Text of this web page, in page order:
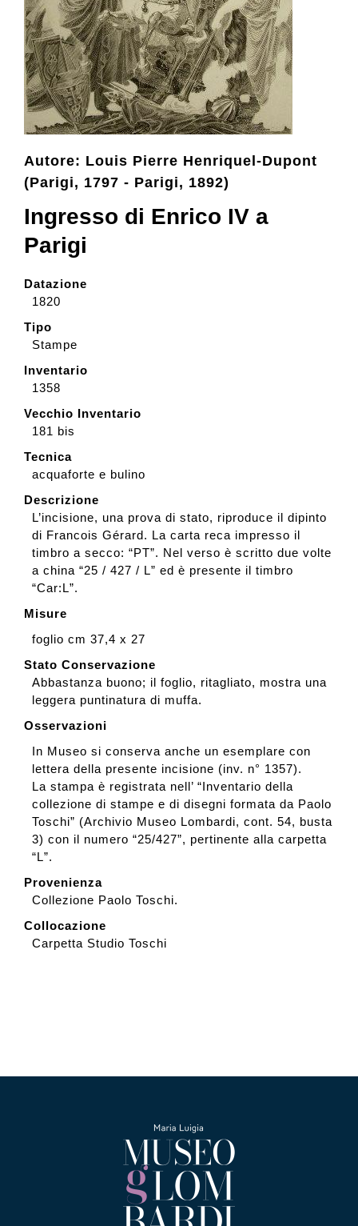
Collezione
Contatti e biglietti
Cerca
English
Autore: Louis Pierre Henriquel-Dupont
(Parigi, 1797 - Parigi, 1892)
Ingresso di Enrico IV a
Parigi
Datazione
1820
Tipo
Stampe
Inventario
1358
Vecchio Inventario
181 bis
Tecnica
acquaforte e bulino
Descrizione
L’incisione, una prova di stato, riproduce il dipinto
di Francois Gérard. La carta reca impresso il
timbro a secco: “PT”. Nel verso è scritto due volte
a china “25 / 427 / L” ed è presente il timbro
“Car:L”.
Misure
foglio cm 37,4 x 27
Stato Conservazione
Abbastanza buono; il foglio, ritagliato, mostra una
leggera puntinatura di muffa.
Osservazioni
In Museo si conserva anche un esemplare con
lettera della presente incisione (inv. n° 1357).
La stampa è registrata nell’ “Inventario della
collezione di stampe e di disegni formata da Paolo
Toschi” (Archivio Museo Lombardi, cont. 54, busta
3) con il numero “25/427”, pertinente alla carpetta
“L”.
Provenienza
Collezione Paolo Toschi.
Collocazione
Carpetta Studio Toschi